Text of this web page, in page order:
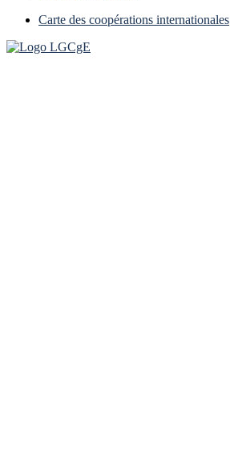
Carte des coopérations internationales